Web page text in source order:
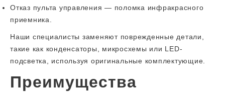
Отказ пульта управления — поломка инфракрасного
приемника.
Наши специалисты заменяют поврежденные детали,
такие как конденсаторы, микросхемы или LED-
подсветка, используя оригинальные комплектующие.
Преимущества